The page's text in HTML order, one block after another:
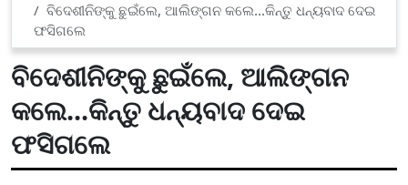
ବିଦେଶୀନିଙ୍କୁ ଛୁଇଁଲେ, ଆଲିଙ୍ଗନ କଲେ...କିନ୍ତୁ ଧନ୍ୟବାଦ ଦେଇ
ଫସିଗଲେ
ବିଦେଶୀନିଙ୍କୁ ଛୁଇଁଲେ, ଆଲିଙ୍ଗନ
କଲେ...କିନ୍ତୁ ଧନ୍ୟବାଦ ଦେଇ
ଫସିଗଲେ